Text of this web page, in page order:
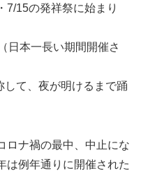
7/15の発祥祭に始まり
日本一長い期間開催さ
て、夜が明けるまで踊
ロナ禍の最中、中止にな
は例年通りに開催された